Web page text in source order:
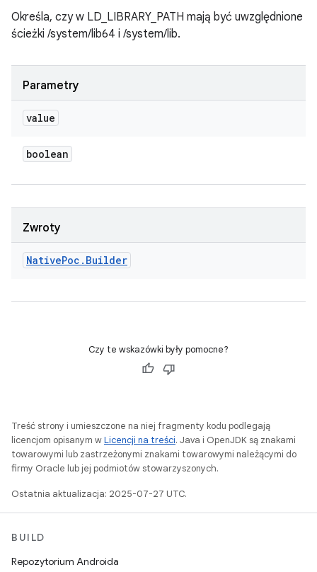
Określa, czy w LD_LIBRARY_PATH mają być uwzględnione
ścieżki /system/lib64 i /system/lib.
Parametry
value
boolean
Zwroty
NativePoc . Builder
Czy te wskazówki były pomocne?
Treść strony i umieszczone na niej fragmenty kodu podlegają
licencjom opisanym wLicencji na treści. Java i OpenJDK są znakami
towarowymi lub zastrzeżonymi znakami towarowymi należącymi do
firmy Oracle lub jej podmiotów stowarzyszonych.
Ostatnia aktualizacja: 2025-07-27 UTC.
BUILD
Repozytorium Androida